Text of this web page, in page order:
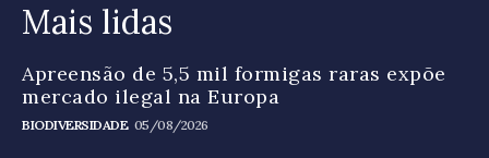
Mais lidas
Apreensão de 5,5 mil formigas raras expõe
mercado ilegal na Europa
BIODIVERSIDADE 05/08/2026